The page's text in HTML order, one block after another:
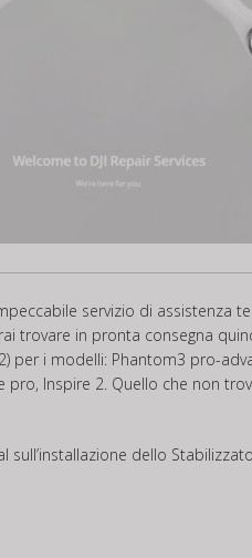
servizio di
trovare in pronta consegna
per i modelli: Phantom3 pro-
pro, Inspire 2. Quello che
dello